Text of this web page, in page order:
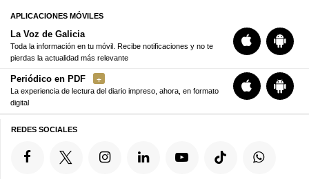
APLICACIONES MÓVILES
La Voz de Galicia
Toda la información en tu móvil. Recibe notificaciones y no te
pierdas la actualidad más relevante
Periódico en PDF
La experiencia de lectura del diario impreso, ahora, en formato
digital
REDES SOCIALES